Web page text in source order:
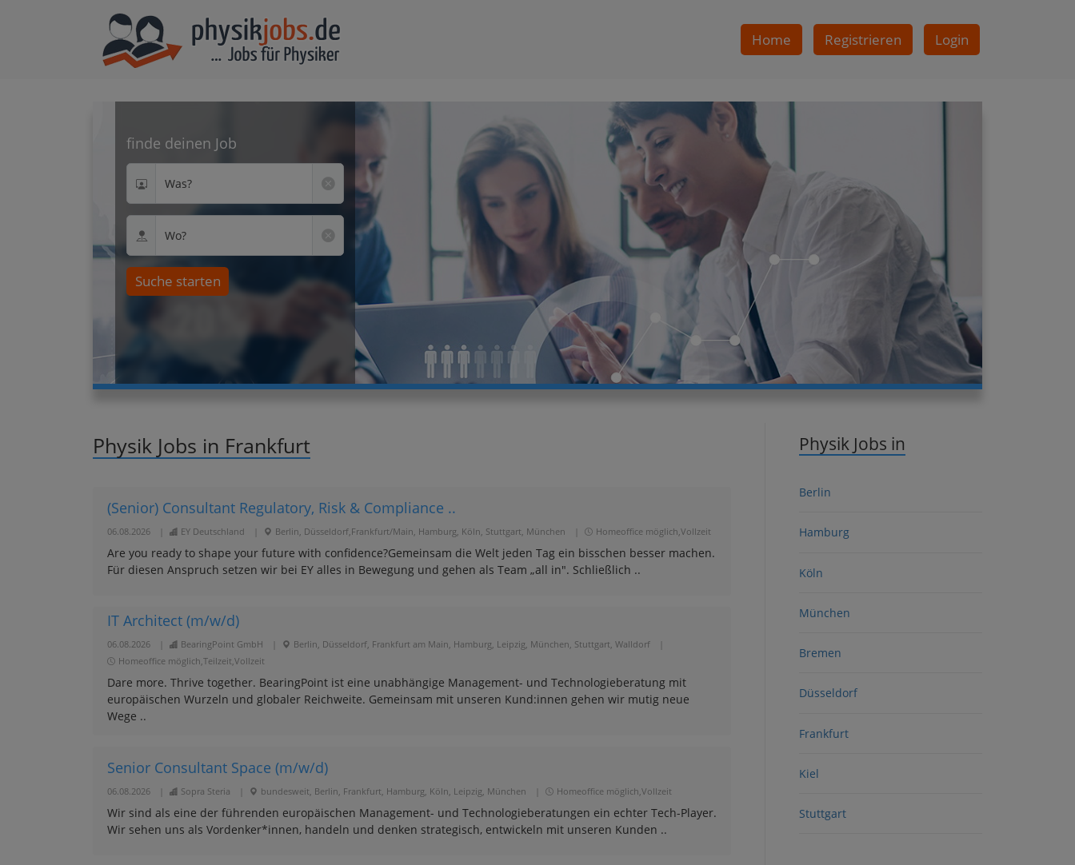
Home Registrieren Login
finde deinen Job
Was?
Wo?
Suche starten
Physik Jobs in Frankfurt
(Senior) Consultant Regulatory, Risk & Compliance ..
06.08.2026 EY Deutschland Berlin, Düsseldorf,Frankfurt/Main, Hamburg, Köln, Stuttgart, München Homeoffice möglich,Vollzeit
Are you ready to shape your future with confidence?Gemeinsam die Welt jeden Tag ein bisschen besser machen.
Für diesen Anspruch setzen wir bei EY alles in Bewegung und gehen als Team „all in". Schließlich ..
IT Architect (m/w/d)
06.08.2026 BearingPoint GmbH Berlin, Düsseldorf, Frankfurt am Main, Hamburg, Leipzig, München, Stuttgart, Walldorf
Homeoffice möglich,Teilzeit,Vollzeit
Dare more. Thrive together. BearingPoint ist eine unabhängige Management- und Technologieberatung mit
europäischen Wurzeln und globaler Reichweite. Gemeinsam mit unseren Kund:innen gehen wir mutig neue
Wege ..
Senior Consultant Space (m/w/d)
06.08.2026 Sopra Steria bundesweit, Berlin, Frankfurt, Hamburg, Köln, Leipzig, München Homeoffice möglich,Vollzeit
Wir sind als eine der führenden europäischen Management- und Technologieberatungen ein echter Tech-Player.
Wir sehen uns als Vordenker*innen, handeln und denken strategisch, entwickeln mit unseren Kunden ..
Physik Jobs in
Berlin
Hamburg
Köln
München
Bremen
Düsseldorf
Frankfurt
Kiel
Stuttgart